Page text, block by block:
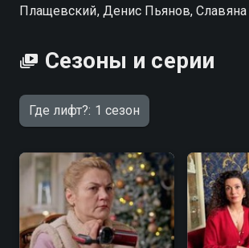
Плащевский, Денис Пьянов,
Сезоны и серии
Где лифт?: 1 сезон